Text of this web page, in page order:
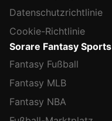
Datenschutzrichtlinie
Cookie-Richtlinie
Sorare Fantasy Sports
Fantasy Fußball
Fantasy MLB
Fantasy NBA